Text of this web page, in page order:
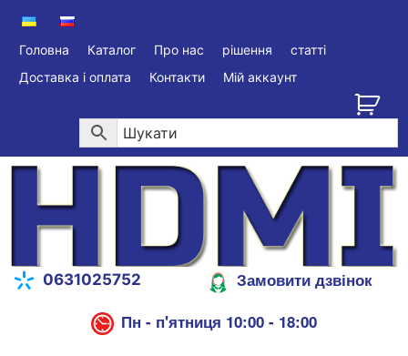
Головна Каталог Про нас рішення
статті
Доставка і оплата
Контакти Мій аккаунт
0631025752
Замовити дзвінок
Пн - п'ятниця 10:00 - 18:00